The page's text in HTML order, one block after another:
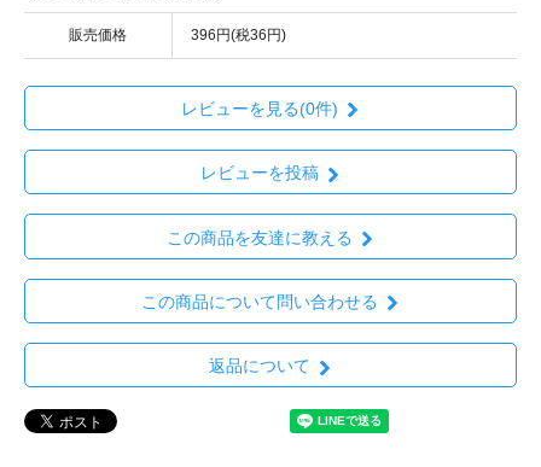
販売価格 396円(税36円)
レビューを見る(0件)
レビューを投稿
この商品を友達に教える
この商品について問い合わせる
返品について